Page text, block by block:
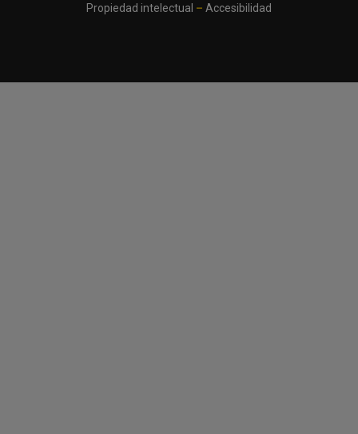
Propiedad intelectual – Accesibilidad